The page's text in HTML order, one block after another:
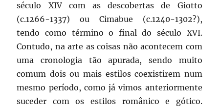
século XIV com as descobertas de Giotto
(c.1266-1337) ou Cimabue (c.1240-1302?),
tendo como término o final do século XVI.
Contudo, na arte as coisas não acontecem com
uma cronologia tão apurada, sendo muito
comum dois ou mais estilos coexistirem num
mesmo período, como já vimos anteriormente
suceder com os estilos românico e gótico.